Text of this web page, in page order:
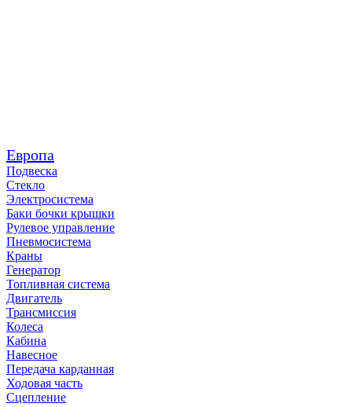
Европа
Подвеска
Стекло
Электросистема
Баки бочки крышки
Рулевое управление
Пневмосистема
Краны
Генератор
Топливная система
Двигатель
Трансмиссия
Колеса
Кабина
Навесное
Передача карданная
Ходовая часть
Сцепление